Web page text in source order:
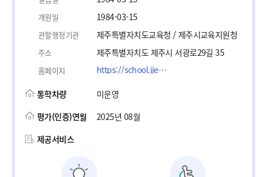
개원일 1984-03-15
관할행정기관 제주특별자치도교육청 / 제주시교육지원청
주소 제주특별자치도 제주시 서광로29길 35
홈페이지 https://school.jje.go.kr/samsung-e/main.do
통학차량
미운영
평가(인증)연월
2025년 08월
제공서비스